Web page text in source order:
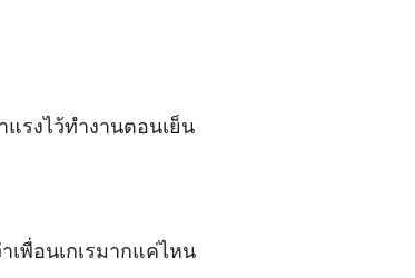
รงไว้ทำงานตอนเย็น
เพื่อนเกเรมากแค่ไหน